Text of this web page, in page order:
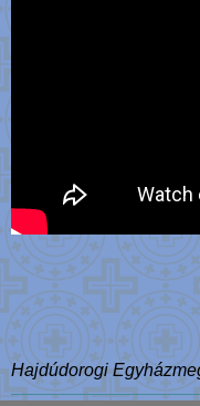
Hajdúdorogi